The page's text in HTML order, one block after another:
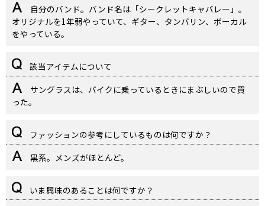
自分のバンド。バンド名は「シークレットキャバレー」。
オリジナルを1年弱やっていて、ギター、タンバリン、ボーカル
をやっている。
該当アイテムについて
サングラスは、バイクに乗っているときにまぶしいので買
った。
ファッションの参考にしているものは何ですか？
黒系。メンズがほとんど。
いま興味のあることは何ですか？